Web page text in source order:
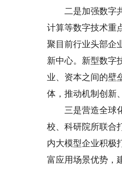
二是加强数字共
计算等数字技术重
聚目前行业头部企
新中心。新型数字
业、资本之间的壁
体，推动机制创新
三是营造全球化
校、科研院所联合
内大模型企业积极
富应用场景优势，